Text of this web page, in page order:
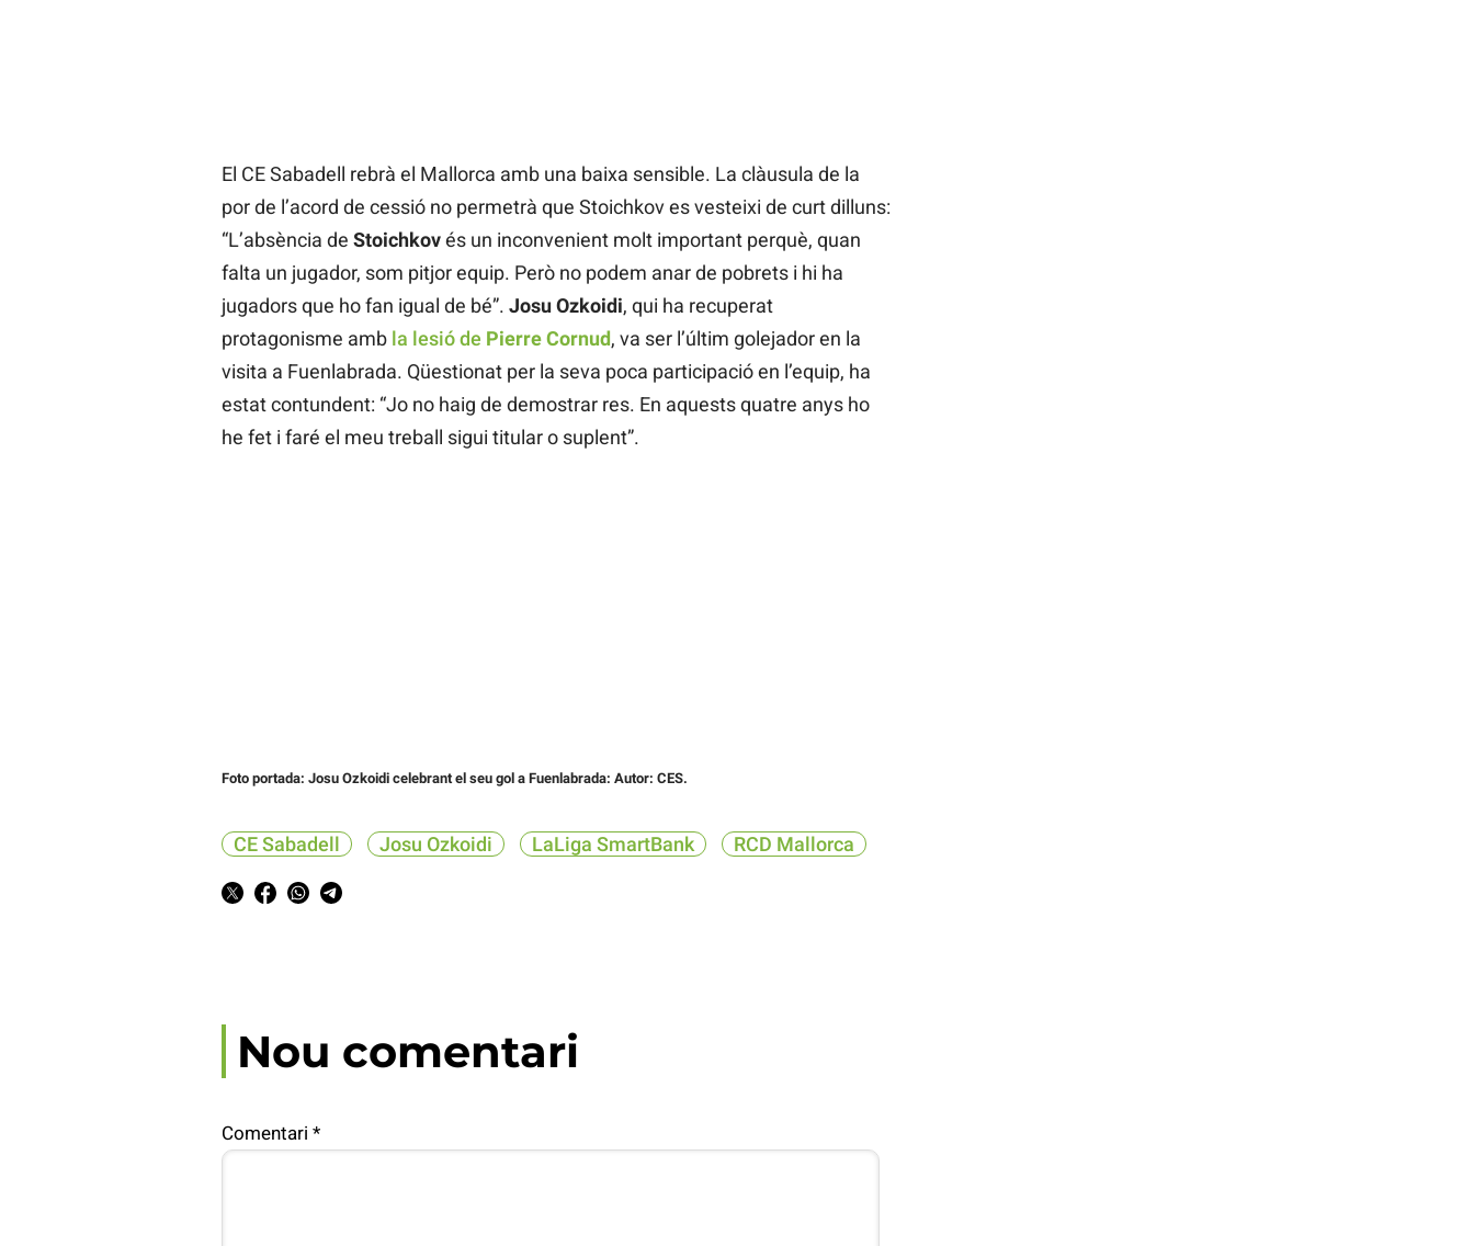
El CE Sabadell rebrà el Mallorca amb una baixa sensible. La clàusula de la
por de l’acord de cessió no permetrà que Stoichkov es vesteixi de curt dilluns:
“L’absència de Stoichkovés un inconvenient molt important perquè, quan
falta un jugador, som pitjor equip. Però no podem anar de pobrets i hi ha
jugadors que ho fan igual de bé”. Josu Ozkoidi, qui ha recuperat
protagonisme amb la lesió de Pierre Cornud, va ser l’últim golejador en la
visita a Fuenlabrada. Qüestionat per la seva poca participació en l’equip, ha
estat contundent: “Jo no haig de demostrar res. En aquests quatre anys ho
he fet i faré el meu treball sigui titular o suplent”.
Foto portada: Josu Ozkoidi celebrant el seu gol a Fuenlabrada: Autor: CES.
CE Sabadell Josu Ozkoidi LaLiga SmartBank RCD Mallorca
Nou comentari
Comentari *